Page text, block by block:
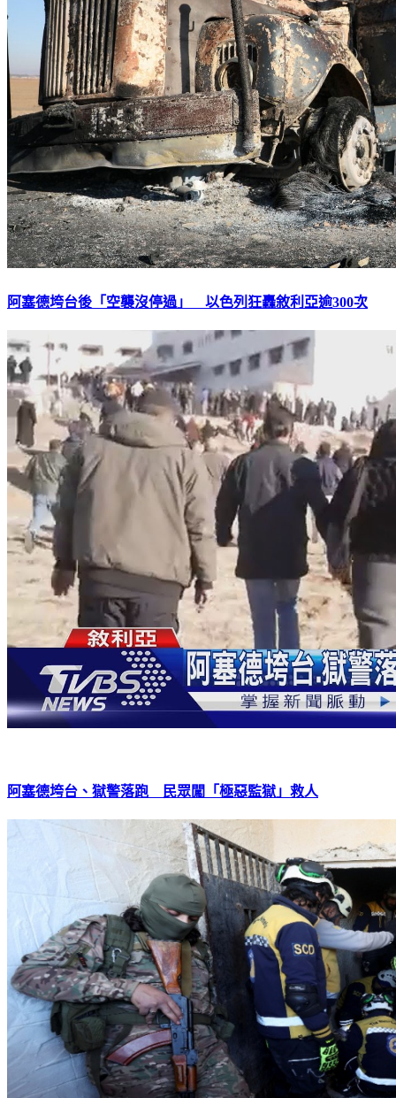
阿塞德垮台後「空襲沒停過」 以色列狂轟敘利亞逾300次
阿塞德垮台、獄警落跑 民眾闖「極惡監獄」救人